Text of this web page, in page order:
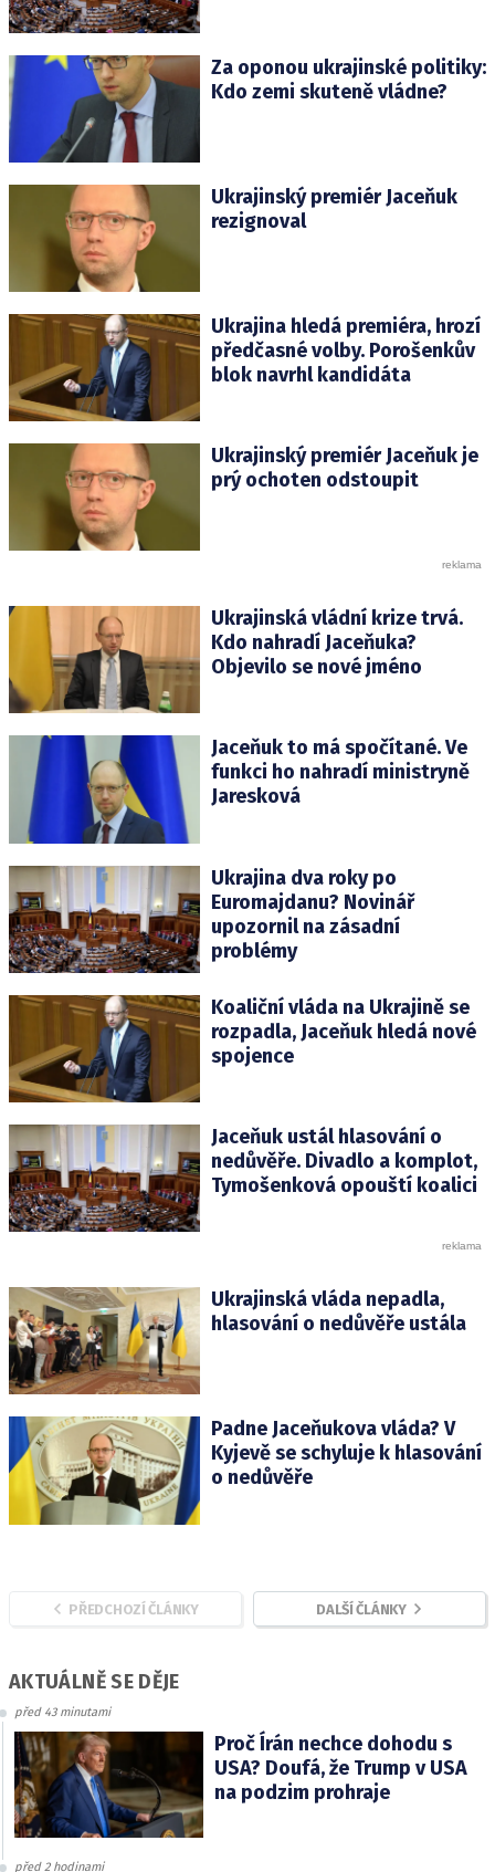
Za oponou ukrajinské politiky:
Kdo zemi skuteně vládne?
Ukrajinský premiér Jaceňuk
rezignoval
Ukrajina hledá premiéra, hrozí
předčasné volby. Porošenkův
blok navrhl kandidáta
Ukrajinský premiér Jaceňuk je
prý ochoten odstoupit
Ukrajinská vládní krize trvá.
Kdo nahradí Jaceňuka?
Objevilo se nové jméno
Jaceňuk to má spočítané. Ve
funkci ho nahradí ministryně
Jaresková
Ukrajina dva roky po
Euromajdanu? Novinář
upozornil na zásadní
problémy
Koaliční vláda na Ukrajině se
rozpadla, Jaceňuk hledá nové
spojence
Jaceňuk ustál hlasování o
nedůvěře. Divadlo a komplot,
Tymošenková opouští koalici
Ukrajinská vláda nepadla,
hlasování o nedůvěře ustála
Padne Jaceňukova vláda? V
Kyjevě se schyluje k hlasování
o nedůvěře
PŘEDCHOZÍ ČLÁNKY DALŠÍ ČLÁNKY
AKTUÁLNĚ SE DĚJE
před 43 minutami
Proč Írán nechce dohodu s
USA? Doufá, že Trump v USA
na podzim prohraje
před 2 hodinami